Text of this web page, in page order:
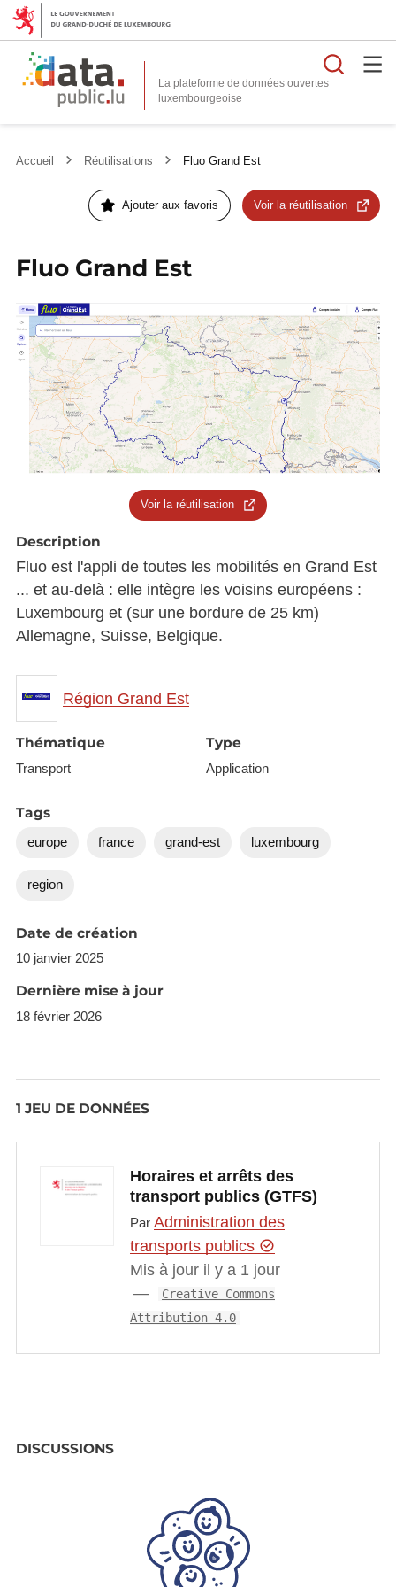
La plateforme de données ouvertes
Accueil Réutilisations Fluo Grand Est
Ajouter aux favoris Voir la réutilisation
Fluo Grand Est
Voir la réutilisation
Description
Fluo est l'appli de toutes les mobilités en Grand Est
... et au-delà : elle intègre les voisins européens :
Luxembourg et (sur une bordure de 25 km)
Allemagne, Suisse, Belgique.
Région Grand Est
Thématique
Transport
Type
Application
Tags
europe france grand-est luxembourg
region
Date de création
10 janvier 2025
Dernière mise à jour
18 février 2026
1 JEU DE DONNÉES
Horaires et arrêts des
transport publics (GTFS)
Par Administration des
transports publics
Mis à jour il y a 1 jour
Creative Commons
Attribution 4.0
DISCUSSIONS